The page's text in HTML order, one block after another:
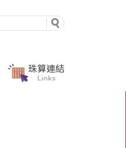
珠算連結
Links